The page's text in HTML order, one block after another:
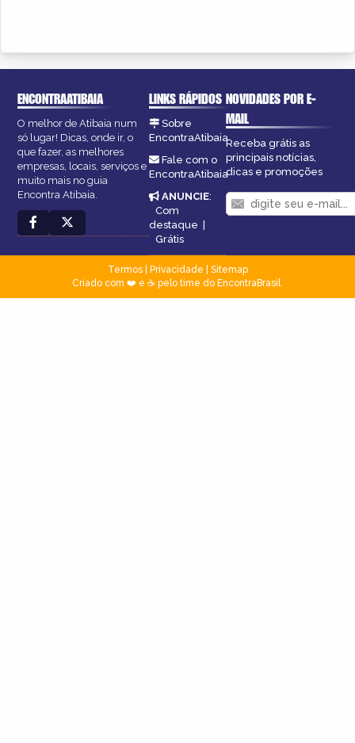
ENCONTRAATIBAIA
O melhor de Atibaia num
só lugar! Dicas, onde ir, o
que fazer, as melhores
empresas, locais, serviços e
muito mais no guia
Encontra Atibaia.
LINKS RÁPIDOS
Sobre
EncontraAtibaia
Fale com o
EncontraAtibaia
ANUNCIE:
Com
destaque |
Grátis
NOVIDADES POR E-
MAIL
Receba grátis as
principais notícias,
dicas e promoções
Termos| Privacidade
Sitemap
Criado com ❤️ e ☕ pelo time do EncontraBrasil